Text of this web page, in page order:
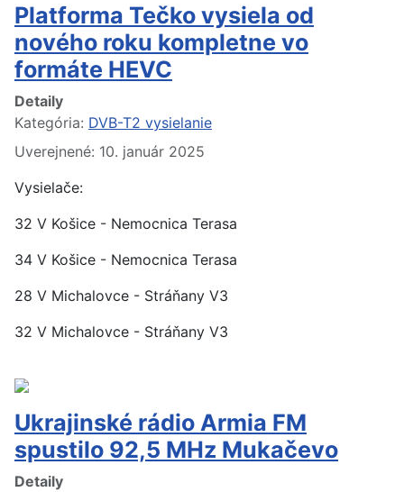
Platforma Tečko vysiela od
nového roku kompletne vo
formáte HEVC
Detaily
Kategória: DVB-T2 vysielanie
Uverejnené: 10. január 2025
Vysielače:
32 V Košice - Nemocnica Terasa
34 V Košice - Nemocnica Terasa
28 V Michalovce - Stráňany V3
32 V Michalovce - Stráňany V3
Ukrajinské rádio Armia FM
spustilo 92,5 MHz Mukačevo
Detaily